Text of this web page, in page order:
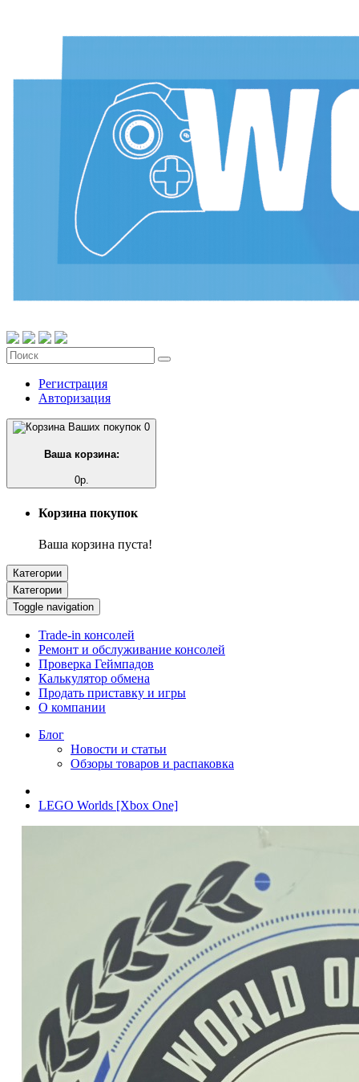
Регистрация
Авторизация
0
Ваша корзина:
0р.
Корзина покупок
Ваша корзина пуста!
Категории
Категории
Toggle navigation
Trade-in консолей
Ремонт и обслуживание консолей
Проверка Геймпадов
Калькулятор обмена
Продать приставку и игры
О компании
Блог
Новости и статьи
Обзоры товаров и распаковка
LEGO Worlds [Xbox One]